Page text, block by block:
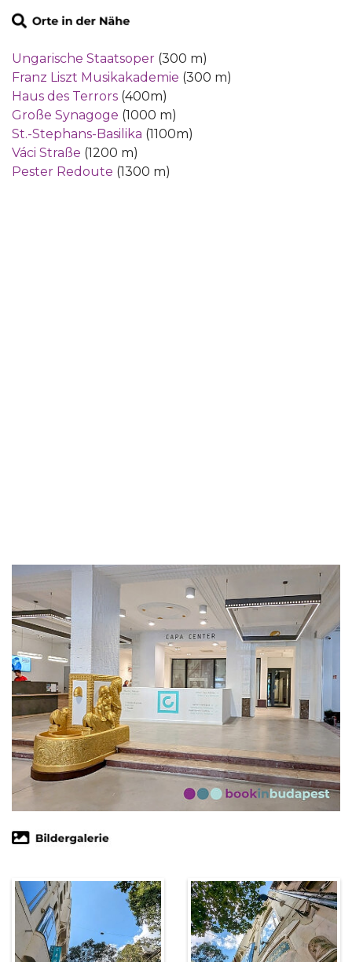
Ungarische Staatsoper (300 m)
Franz Liszt Musikakademie (300 m)
Haus des Terrors (400m)
Große Synagoge (1000 m)
St.-Stephans-Basilika (1100m)
Váci Straße (1200 m)
Pester Redoute (1300 m)